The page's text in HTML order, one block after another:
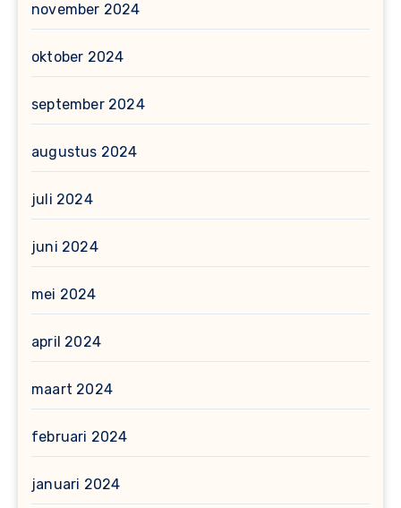
november 2024
oktober 2024
september 2024
augustus 2024
juli 2024
juni 2024
mei 2024
april 2024
maart 2024
februari 2024
januari 2024